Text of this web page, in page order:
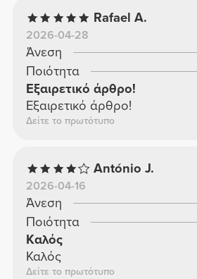
Rafael A.
2026-04-28
Άνεση
Ποιότητα
Εξαιρετικό άρθρο!
Εξαιρετικό άρθρο!
Δείτε το πρωτότυπο
António J.
2026-04-16
Άνεση
Ποιότητα
Καλός
Καλός
Δείτε το πρωτότυπο